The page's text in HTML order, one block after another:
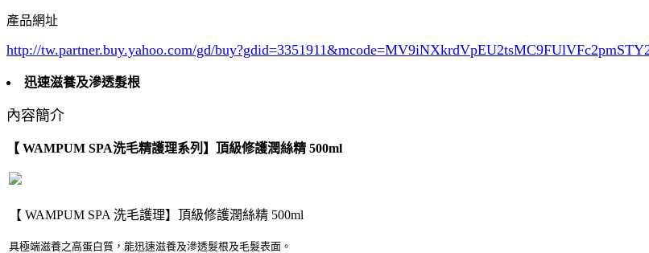
產品網址
http://tw.partner.buy.yahoo.com/gd/buy?gdid=3351911
迅速滋養及滲透髮根
內容簡介
【 WAMPUM SPA洗毛精護理系列】頂級修護潤絲精 500ml
【 WAMPUM SPA 洗毛護理】頂級修護潤絲精 500ml
具極端滋養之高蛋白質，能迅速滋養及滲透髮根及毛髮表面。